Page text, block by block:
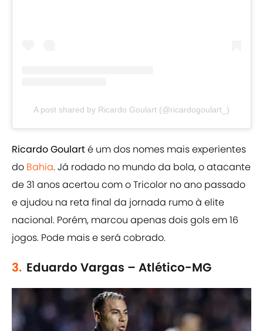
A post shared by Ricardo Goulart (@ricardogoulart_)
Ricardo Goularté um dos nomes mais experientes
do Bahia. Já rodado no mundo da bola, o atacante
de 31 anos acertou com o Tricolor no ano passado
e ajudou na reta final da jornada rumo à elite
nacional. Porém, marcou apenas dois gols em 16
jogos. Pode mais e será cobrado.
3. Eduardo Vargas – Atlético-MG